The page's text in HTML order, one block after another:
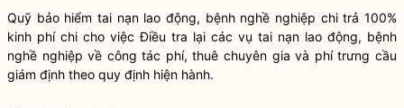
Quỹ bảo hiểm tai nạn lao động, bệnh nghề nghiệp chi trả 100%
kinh phí chi cho việc Điều tra lại các vụ tai nạn lao động, bệnh
nghề nghiệp về công tác phí, thuê chuyên gia và phí trưng cầu
giám định theo quy định hiện hành.